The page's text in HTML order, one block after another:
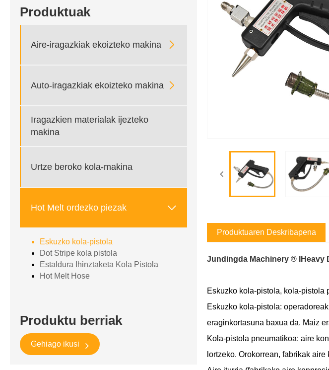
Produktuak
Aire-iragazkiak ekoizteko makina 
Auto-iragazkiak ekoizteko makina 
Iragazkien materialak ijezteko
makina
Urtze beroko kola-makina
Hot Melt ordezko piezak 
Eskuzko kola-pistola
Dot Stripe kola pistola
Estaldura Ihinztaketa Kola Pistola
Hot Melt Hose
Produktu berriak
Gehiago ikusi
Produktuaren Deskribapena
Jundingda Machinery ® IHeavy
Eskuzko kola-pistola, kola-pistola
Eskuzko kola-pistola:
eraginkortasuna baxua da. Maiz
Kola-pistola pneumatikoa: aire
lortzeko. Orokorrean, fabrikak